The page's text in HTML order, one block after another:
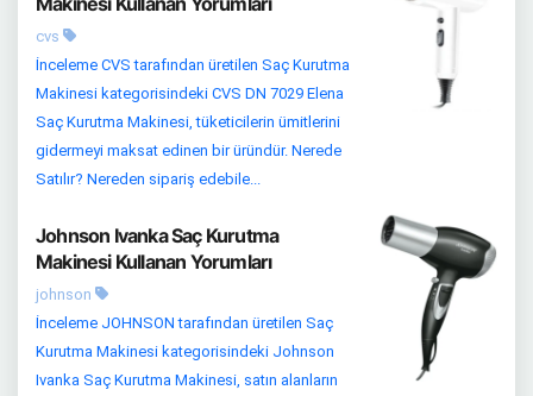
cvs
İnceleme CVS tarafından üretilen Saç Kurutma
Makinesi kategorisindeki CVS DN 7029 Elena
Saç Kurutma Makinesi, tüketicilerin ümitlerini
gidermeyi maksat edinen bir üründür. Nerede
Satılır? Nereden sipariş edebile...
Johnson Ivanka Saç Kurutma
Makinesi Kullanan Yorumları
johnson
İnceleme JOHNSON tarafından üretilen Saç
Kurutma Makinesi kategorisindeki Johnson
Ivanka Saç Kurutma Makinesi, satın alanların